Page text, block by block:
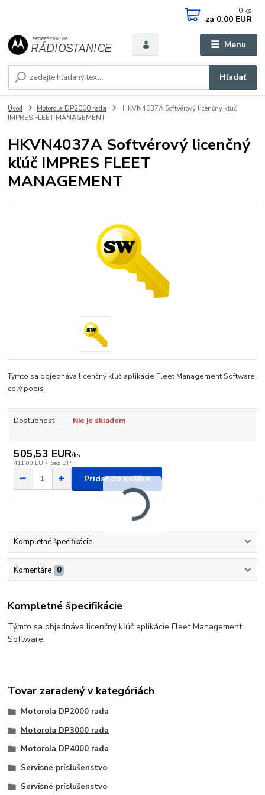
Menu
Hľadať
0 ks
za 0,00 EUR
Úvod Motorola DP2000 rada
HKVN4037A Softvérový licenčný kľúč
IMPRES FLEET MANAGEMENT
HKVN4037A Softvérový licenčný
kľúč IMPRES FLEET
MANAGEMENT
Týmto sa objednáva licenčný kľúč aplikácie Fleet Management Software.
celý popis
Dostupnosť Nie je skladom
505,53 EUR/ks
411,00 EUR bez DPH
Pridať do košíka
Kompletné špecifikácie
Komentáre 0
Kompletné špecifikácie
Týmto sa objednáva licenčný kľúč aplikácie Fleet Management
Software.
Tovar zaradený v kategóriách
Motorola DP2000 rada
Motorola DP3000 rada
Motorola DP4000 rada
Servisné príslušenstvo
Servisné príslušenstvo